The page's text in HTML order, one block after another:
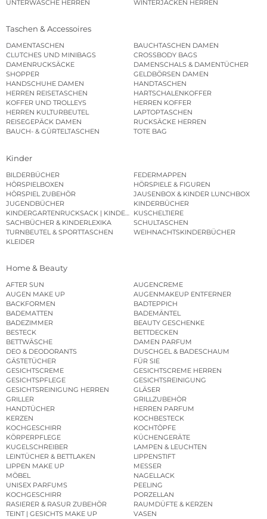
UNTERWÄSCHE HERREN
WINTERJACKEN HERREN
Taschen & Accessoires
DAMENTASCHEN
BAUCHTASCHEN DAMEN
CLUTCHES UND MINIBAGS
CROSSBODY BAGS
DAMENRUCKSÄCKE
DAMENSCHALS & DAMENTÜCHER
SHOPPER
GELDBÖRSEN DAMEN
HANDSCHUHE DAMEN
HANDTASCHEN
HERREN REISETASCHEN
HARTSCHALENKOFFER
KOFFER UND TROLLEYS
HERREN KOFFER
HERREN KULTURBEUTEL
LAPTOPTASCHEN
REISEGEPÄCK DAMEN
RUCKSÄCKE HERREN
BAUCH- & GÜRTELTASCHEN
TOTE BAG
Kinder
BILDERBÜCHER
FEDERMAPPEN
HÖRSPIELBOXEN
HÖRSPIELE & FIGUREN
HÖRSPIEL ZUBEHÖR
JAUSENBOX & KINDER LUNCHBOX
JUGENDBÜCHER
KINDERBÜCHER
KINDERGARTENRUCKSACK | KINDERGARTENBEUTEL
KUSCHELTIERE
SACHBÜCHER & KINDERLEXIKA
SCHULTASCHEN
TURNBEUTEL & SPORTTASCHEN
WEIHNACHTSKINDERBÜCHER
KLEIDER
Home & Beauty
AFTER SUN
AUGENCREME
AUGEN MAKE UP
AUGENMAKEUP ENTFERNER
BACKFORMEN
BADTEPPICH
BADEMATTEN
BADEMÄNTEL
BADEZIMMER
BEAUTY GESCHENKE
BESTECK
BETTDECKEN
BETTWÄSCHE
DAMEN PARFUM
DEO & DEODORANTS
DUSCHGEL & BADESCHAUM
GÄSTETÜCHER
FÜR SIE
GESICHTSCREME
GESICHTSCREME HERREN
GESICHTSPFLEGE
GESICHTSREINIGUNG
GESICHTSREINIGUNG HERREN
GLÄSER
GRILLER
GRILLZUBEHÖR
HANDTÜCHER
HERREN PARFUM
KERZEN
KOCHBESTECK
KOCHGESCHIRR
KOCHTÖPFE
KÖRPERPFLEGE
KÜCHENGERÄTE
KUGELSCHREIBER
LAMPEN & LEUCHTEN
LEINTÜCHER & BETTLAKEN
LIPPENSTIFT
LIPPEN MAKE UP
MESSER
MÖBEL
NAGELLACK
UNISEX PARFUMS
PEELING
KOCHGESCHIRR
PORZELLAN
RASIERER & RASUR ZUBEHÖR
RAUMDÜFTE & KERZEN
TEINT | GESICHTS MAKE UP
VASEN